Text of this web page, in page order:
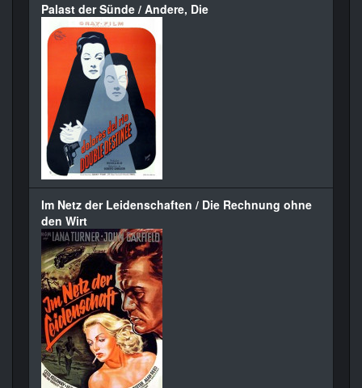
Palast der Sünde / Andere, Die
Im Netz der Leidenschaften / Die Rechnung ohne
den Wirt